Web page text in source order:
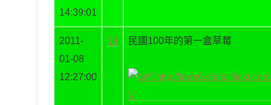
14:39:01
2011-
01-08
12:27:00
19 民國100年的第一盒草莓